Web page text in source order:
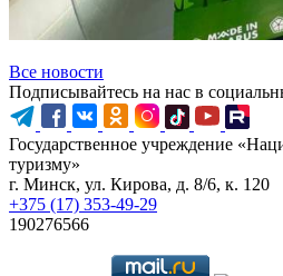
Все новости
Подписывайтесь на нас в
Государственное учреждение
туризму»
г. Минск, ул. Кирова, д. 8/6, к. 120
+375 (17) 353-49-29
190276566